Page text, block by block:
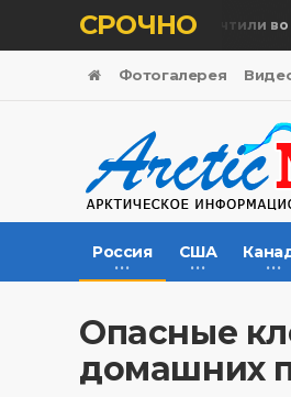
СРОЧНО
Память жертв почтили во
Фотогалерея
Россия США
Опасные
домашних